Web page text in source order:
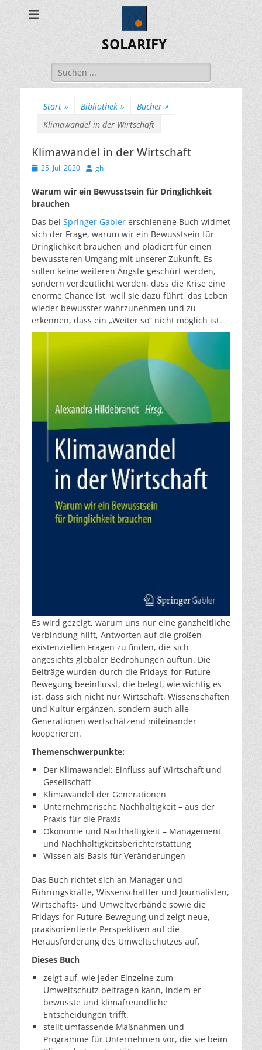
SOLARIFY
Suchen
nach:
Start » Bibliothek » Bücher »
Klimawandel in der Wirtschaft
Klimawandel in der Wirtschaft
Veröffentlicht
25. Juli 2020 Autor
gh
Warum wir ein Bewusstsein für Dringlichkeit
brauchen
Das bei Springer Gabler erschienene Buch widmet
sich der Frage, warum wir ein Bewusstsein für
Dringlichkeit brauchen und plädiert für einen
bewussteren Umgang mit unserer Zukunft. Es
sollen keine weiteren Ängste geschürt werden,
sondern verdeutlicht werden, dass die Krise eine
enorme Chance ist, weil sie dazu führt, das Leben
wieder bewusster wahrzunehmen und zu
erkennen, dass ein „Weiter so“ nicht möglich ist.
Es wird gezeigt, warum uns nur eine ganzheitliche
Verbindung hilft, Antworten auf die großen
existenziellen Fragen zu finden, die sich
angesichts globaler Bedrohungen auftun. Die
Beiträge wurden durch die Fridays-for-Future-
Bewegung beeinflusst, die belegt, wie wichtig es
ist, dass sich nicht nur Wirtschaft, Wissenschaften
und Kultur ergänzen, sondern auch alle
Generationen wertschätzend miteinander
kooperieren.
Themenschwerpunkte:
Der Klimawandel: Einfluss auf Wirtschaft und
Gesellschaft
Klimawandel der Generationen
Unternehmerische Nachhaltigkeit – aus der
Praxis für die Praxis
Ökonomie und Nachhaltigkeit – Management
und Nachhaltigkeitsberichterstattung
Wissen als Basis für Veränderungen
Das Buch richtet sich an Manager und
Führungskräfte, Wissenschaftler und Journalisten,
Wirtschafts- und Umweltverbände sowie die
Fridays-for-Future-Bewegung und zeigt neue,
praxisorientierte Perspektiven auf die
Herausforderung des Umweltschutzes auf.
Dieses Buch
zeigt auf, wie jeder Einzelne zum
Umweltschutz beitragen kann, indem er
bewusste und klimafreundliche
Entscheidungen trifft.
stellt umfassende Maßnahmen und
Programme für Unternehmen vor, die sie beim